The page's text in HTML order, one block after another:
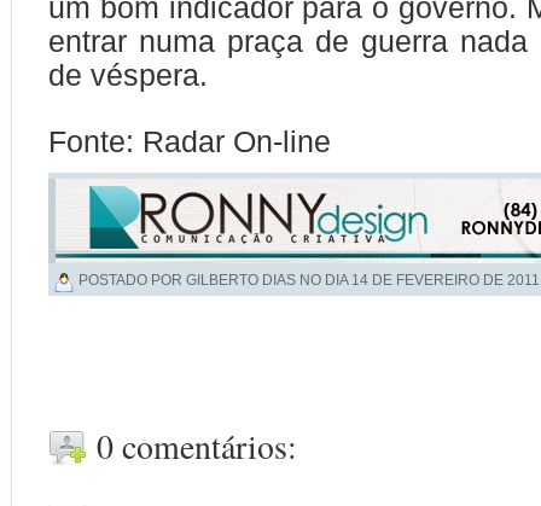
um bom indicador para o governo.
entrar numa praça de guerra nada
de véspera.
Fonte: Radar On-line
POSTADO POR GILBERTO DIAS NO DIA 14 DE FEVEREIRO DE 2011
0 comentários: